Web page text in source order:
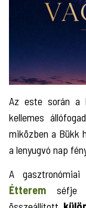
Az este során a
kellemes
miközben a Bükk
a lenyugvó nap
A
Étterem séfje